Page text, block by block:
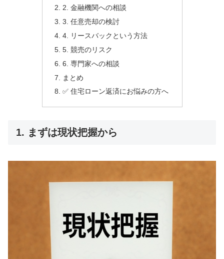
2. 金融機関への相談
3. 任意売却の検討
4. リースバックという方法
5. 競売のリスク
6. 専門家への相談
まとめ
✅ 住宅ローン返済にお悩みの方へ
1. まずは現状把握から